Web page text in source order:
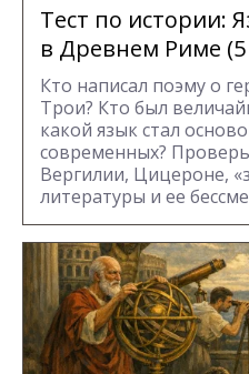
Тест по истории:
в Древнем Риме (5
Кто написал поэму о
Трои? Кто был
какой язык стал
современных?
Вергилии, Цицероне,
литературы и ее